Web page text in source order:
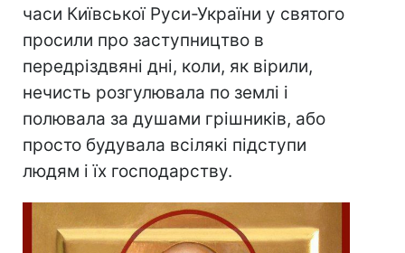
часи Київської Руси-України у святого
просили про заступництво в
передріздвяні дні, коли, як вірили,
нечисть розгулювала по землі і
полювала за душами грішників, або
просто будувала всілякі підступи
людям і їх господарству.